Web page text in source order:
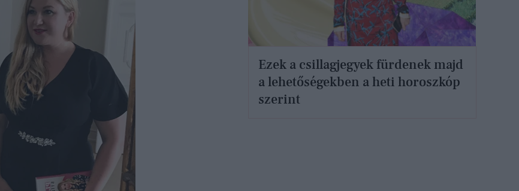
Ezek a csillagjegyek fürdenek majd
a lehetőségekben a heti horoszkóp
szerint